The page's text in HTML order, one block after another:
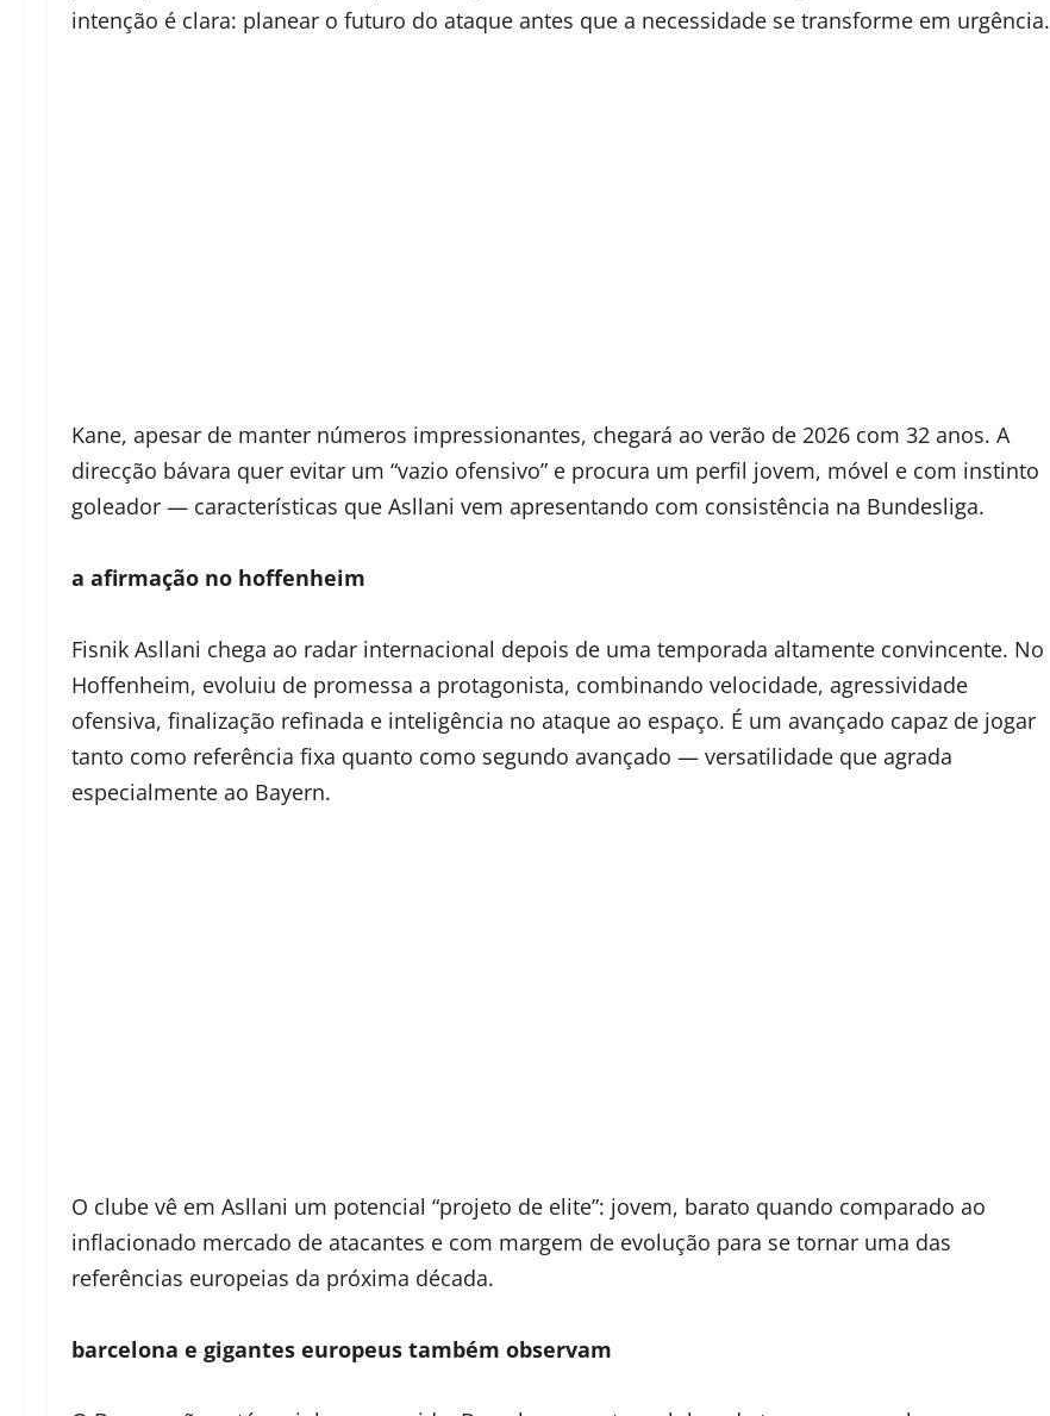
intenção é clara: planear o futuro do ataque antes que a necessidade se transforme em urgência.
Kane, apesar de manter números impressionantes, chegará ao verão de 2026 com 32 anos. A
direcção bávara quer evitar um “vazio ofensivo” e procura um perfil jovem, móvel e com instinto
goleador — características que Asllani vem apresentando com consistência na Bundesliga.
a afirmação no hoffenheim
Fisnik Asllani chega ao radar internacional depois de uma temporada altamente convincente. No
Hoffenheim, evoluiu de promessa a protagonista, combinando velocidade, agressividade
ofensiva, finalização refinada e inteligência no ataque ao espaço. É um avançado capaz de jogar
tanto como referência fixa quanto como segundo avançado — versatilidade que agrada
especialmente ao Bayern.
O clube vê em Asllani um potencial “projeto de elite”: jovem, barato quando comparado ao
inflacionado mercado de atacantes e com margem de evolução para se tornar uma das
referências europeias da próxima década.
barcelona e gigantes europeus também observam